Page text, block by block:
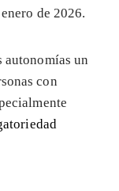
de 2026.
un
con